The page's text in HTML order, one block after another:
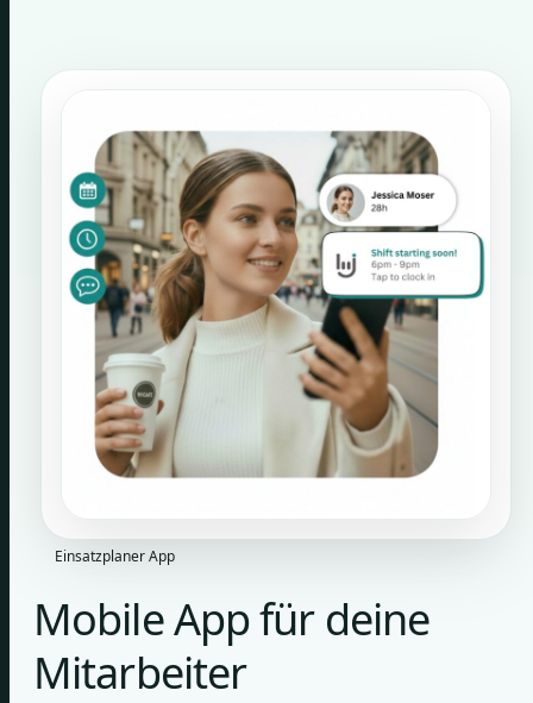
Einsatzplaner App
Mobile App für deine
Mitarbeiter